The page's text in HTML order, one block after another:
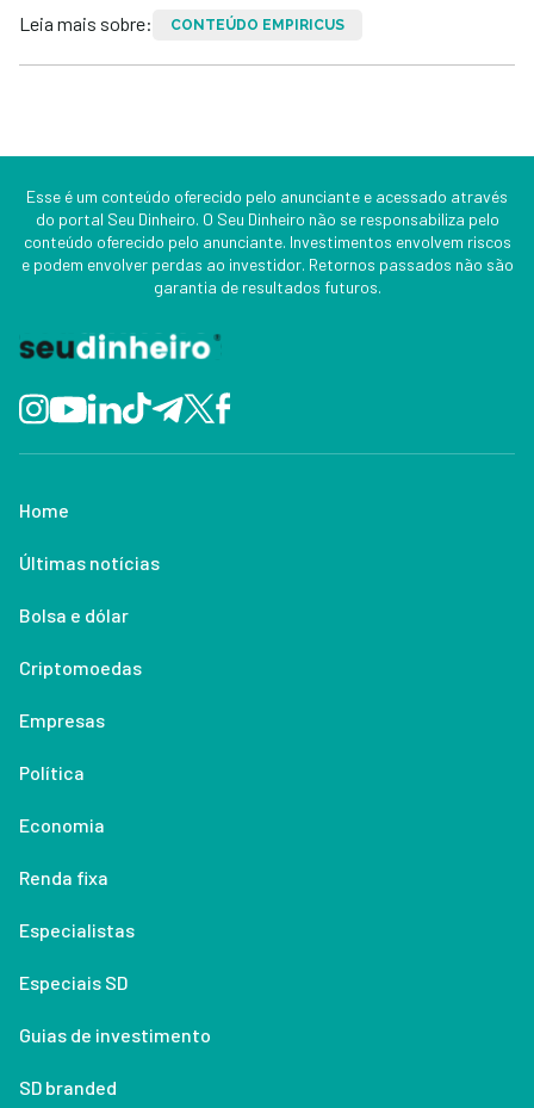
Leia mais sobre: CONTEÚDO EMPIRICUS
Esse é um conteúdo oferecido pelo anunciante e acessado através
do portal Seu Dinheiro. O Seu Dinheiro não se responsabiliza pelo
conteúdo oferecido pelo anunciante. Investimentos envolvem riscos
e podem envolver perdas ao investidor. Retornos passados não são
garantia de resultados futuros.
Home
Últimas notícias
Bolsa e dólar
Criptomoedas
Empresas
Política
Economia
Renda fixa
Especialistas
Especiais SD
Guias de investimento
SD branded